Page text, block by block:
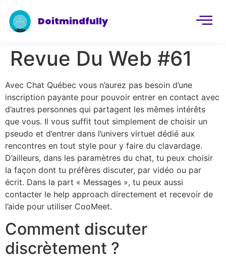
Doitmindfully
Revue Du Web #61
Avec Chat Québec vous n’aurez pas besoin d’une
inscription payante pour pouvoir entrer en contact avec
d’autres personnes qui partagent les mêmes intérêts
que vous. Il vous suffit tout simplement de choisir un
pseudo et d’entrer dans l’univers virtuel dédié aux
rencontres en tout style pour y faire du clavardage.
D’ailleurs, dans les paramètres du chat, tu peux choisir
la façon dont tu préfères discuter, par vidéo ou par
écrit. Dans la part « Messages », tu peux aussi
contacter le help approach directement et recevoir de
l’aide pour utiliser CooMeet.
Comment discuter
discrètement ?